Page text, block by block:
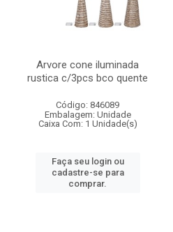
Arvore cone iluminada
rustica c/3pcs bco quente
Código: 846089
Embalagem: Unidade
Caixa Com: 1 Unidade(s)
Faça seu login ou
cadastre-se para
comprar.